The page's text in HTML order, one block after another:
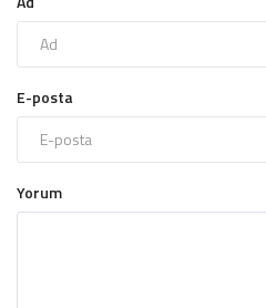
E-posta
Yorum